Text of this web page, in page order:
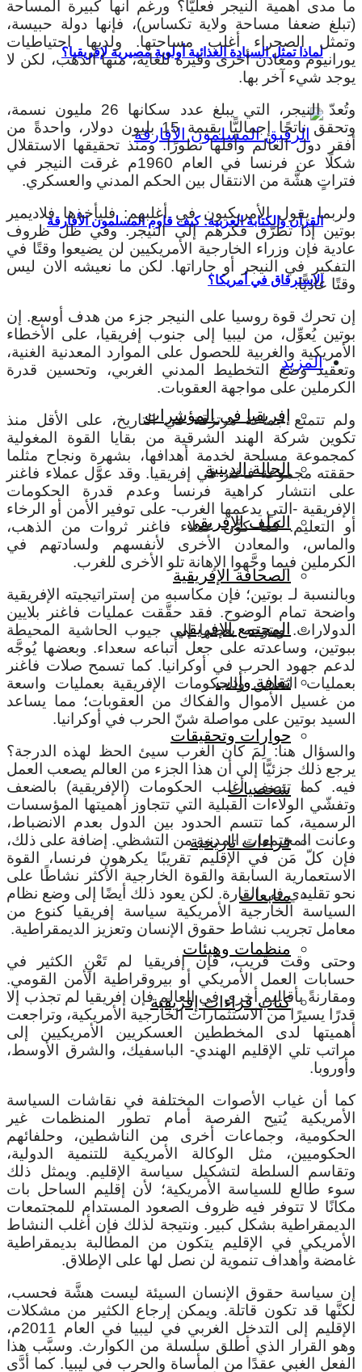
لماذا تمثل السيادة الغذائية أولوية مصيرية لإفريقيا؟
القرآن والكتابة العربية: كيف قاوم المسلمون الأفارقة
الاسترقاق في أمريكا؟
المزيد
إفريقيا في المؤشرات
الحالة الدينية
الملف الإفريقي
الصحافة الإفريقية
المجتمع الإفريقي
ثقافة وأدب
حوارات وتحقيقات
شخصيات
قراءات تاريخية
متابعات
منظمات وهيئات
كتاب قراءات إفريقية
ما مدى أهمية النيجر فعليًّا؟ ورغم أنها كبيرة المساحة
(تبلغ ضعفا مساحة ولاية تكساس)، فإنها دولة حبيسة،
وتمثل الصحراء أغلب مساحتها. ولديها احتياطيات
يورانيوم ومعادن أخرى وفيرة للغاية، منها الذهب، لكن لا
يوجد شيء آخر بها.
وتُعدّ النيجر، التي يبلغ عدد سكانها 26 مليون نسمة،
وتحقق ناتجًا إجماليًّا بقيمة 15 بليون دولار، واحدةً من
أفقر دول العالم وأقلها تطورًا. ومنذ تحقيقها الاستقلال
شكلًا عن فرنسا في العام 1960م غرقت النيجر في
فتراتٍ هشَّة من الانتقال بين الحكم المدني والعسكري.
ولربما يقول الأمريكيون في أغلبهم: فليأخذها فلاديمير
بوتين إذا تطرَّق فكرهم إلى النيجر. وفي ظل ظروف
عادية فإن وزراء الخارجية الأمريكيين لن يضيعوا وقتًا في
التفكير في النيجر أو جاراتها. لكن ما نعيشه الان ليس
وقتًا عاديًّا.
إن تحرك قوة روسيا على النيجر جزء من هدف أوسع. إن
بوتين يُعوِّل، من ليبيا إلى جنوب إفريقيا، على الأخطاء
الأمريكية والغربية للحصول على الموارد المعدنية الغنية،
وتعقيد وضع التخطيط المدني الغربي، وتحسين قدرة
الكرملين على مواجهة العقوبات.
ولم تتمتع جماعة مرتزقة في التاريخ، على الأقل منذ
تكوين شركة الهند الشرقية من بقايا القوة المغولية
كمجموعة مسلحة لخدمة أهدافها، بشهرة ونجاح مثلما
حققته مجموعة فاغنر في إفريقيا. وقد عوَّل عملاء فاغنر
على انتشار كراهية فرنسا وعدم قدرة الحكومات
الإفريقية -التي يدعمها الغرب- على توفير الأمن أو الرخاء
أو التعليم. كما كوَّن عملاء فاغنر ثروات من الذهب،
والماس، والمعادن الأخرى لأنفسهم ولسادتهم في
الكرملين فيما وجَّهوا الإهانة تلو الأخرى للغرب.
وبالنسبة لـ بوتين؛ فإن مكاسبه من إستراتيجيته الإفريقية
واضحة تمام الوضوح. فقد حقَّقت عمليات فاغنر بلايين
الدولارات. ويتوجه بعضها إلى جيوب الحاشية المحيطة
ببوتين، وساعدته على جعل أتباعه سعداء. وبعضها يُوجَّه
لدعم جهود الحرب في أوكرانيا. كما تسمح صلات فاغنر
بعمليات التعدين والحكومات الإفريقية بعمليات واسعة
من غسيل الأموال والفكاك من العقوبات؛ مما يساعد
السيد بوتين على مواصلة شنّ الحرب في أوكرانيا.
والسؤال هنا: لِمَ كان الغرب سيئ الحظ لهذه الدرجة؟
يرجع ذلك جزئيًّا إلى أن هذا الجزء من العالم يصعب العمل
فيه. كما تتصف أغلب الحكومات (الإفريقية) بالضعف
وتفشّي الولاءات القبلية التي تتجاوز أهميتها المؤسسات
الرسمية، كما تتسم الحدود بين الدول بعدم الانضباط،
وعانت المجتمعات المدنية من التشظي. إضافة على ذلك،
فإن كلّ مَن في الإقليم تقريبًا يكرهون فرنسا، القوة
الاستعمارية السابقة والقوة الخارجية الأكثر نشاطًا على
نحو تقليدي في القارة. لكن يعود ذلك أيضًا إلى وضع نظام
السياسة الخارجية الأمريكية سياسة إفريقيا كنوع من
معامل تجريب نشاط حقوق الإنسان وتعزيز الديمقراطية.
وحتى وقت قريب، فإن إفريقيا لم تَعْنِ الكثير في
حسابات العمل الأمريكي أو بيروقراطية الأمن القومي.
ومقارنةً بأقاليم أخرى في العالم فإن إفريقيا لم تجذب إلا
قدرًا يسيرًا من الاستثمارات الخارجية الأمريكية، وتراجعت
أهميتها لدى المخططين العسكريين الأمريكيين إلى
مراتب تلي الإقليم الهندي- الباسفيك، والشرق الأوسط،
وأوروبا.
كما أن غياب الأصوات المختلفة في نقاشات السياسة
الأمريكية يُتيح الفرصة أمام تطور المنظمات غير
الحكومية، وجماعات أخرى من الناشطين، وحلفائهم
الحكوميين، مثل الوكالة الأمريكية للتنمية الدولية،
وتقاسم السلطة لتشكيل سياسة الإقليم. ويمثل ذلك
سوء طالع للسياسة الأمريكية؛ لأن إقليم الساحل بات
مكانًا لا تتوفر فيه ظروف الصعود المستدام للمجتمعات
الديمقراطية بشكل كبير. ونتيجة لذلك فإن أغلب النشاط
الأمريكي في الإقليم يتكون من المطالبة بديمقراطية
غامضة وأهداف تنموية لن نصل لها على الإطلاق.
إن سياسة حقوق الإنسان السيئة ليست هشَّة فحسب،
لكنَّها قد تكون قاتلة. ويمكن إرجاع الكثير من مشكلات
الإقليم إلى التدخل الغربي في ليبيا في العام 2011م،
وهو القرار الذي أطلق سلسلة من الكوارث. وسبَّب هذا
الفعل الغبي عقدًا من المأساة والحرب في ليبيا. كما أدَّى